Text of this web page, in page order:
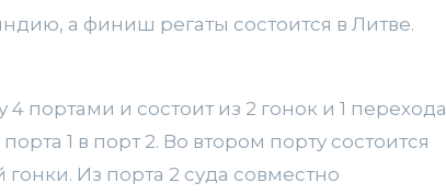
а финиш регаты состоится в Литве.
портами и состоит из 2 гонок и 1 перехода
1 в порт 2. Во втором порту состоится
Из порта 2 суда совместно